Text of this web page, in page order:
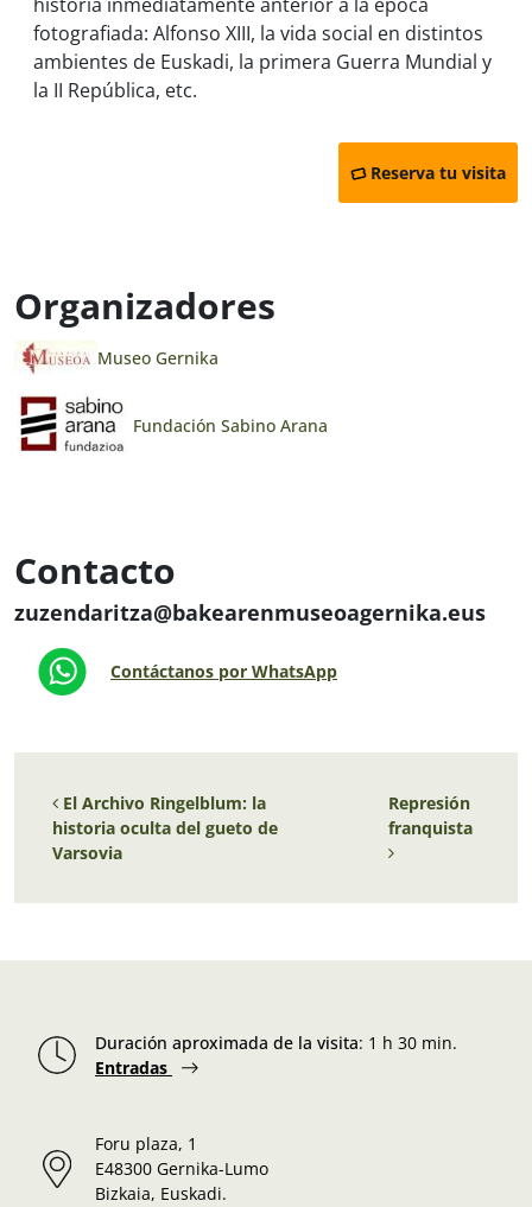
fotografiada: Alfonso XIII, la vida social en distintos
ambientes de Euskadi, la primera Guerra Mundial y
la II República, etc.
Reserva tu visita
Organizadores
Museo Gernika
Fundación Sabino Arana
Contacto
zuzendaritza@bakearenmuseoagernika.eus
Contáctanos por WhatsApp
Navegación de entradas
El Archivo Ringelblum: la
historia oculta del gueto de
Varsovia
Represión
franquista
Duración aproximada de la visita: 1 h 30 min.
Entradas
Foru plaza, 1
E48300 Gernika-Lumo
Bizkaia, Euskadi.